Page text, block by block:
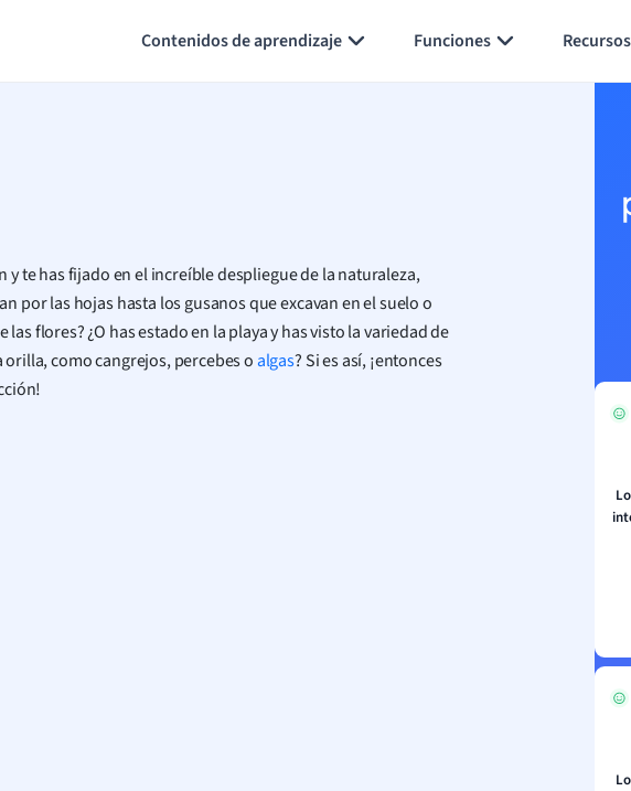
Contenidos de aprendizaje Funciones Recursos
y te has fijado en el increíble despliegue de la naturaleza,
por las hojas hasta los gusanos que excavan en el suelo o
flores? ¿O has estado en la playa y has visto la variedad de
como cangrejos, percebes oalgas? Si es así, ¡entonces